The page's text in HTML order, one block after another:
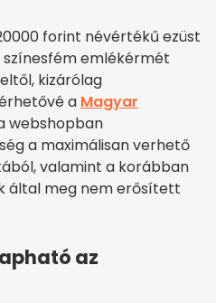
forint névértékű ezüst
emlékérmét
kizárólag
a Magyar
webshopban
a maximálisan verhető
valamint a korábban
által meg nem erősített
az